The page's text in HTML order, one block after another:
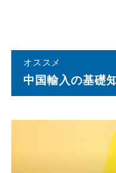
オススメ
中国輸⼊の基礎